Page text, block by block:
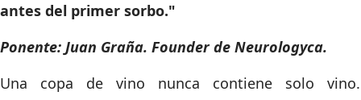
antes del primer sorbo."
Ponente: Juan Graña. Founder de Neurologyca.
Una copa de vino nunca contiene solo vino.